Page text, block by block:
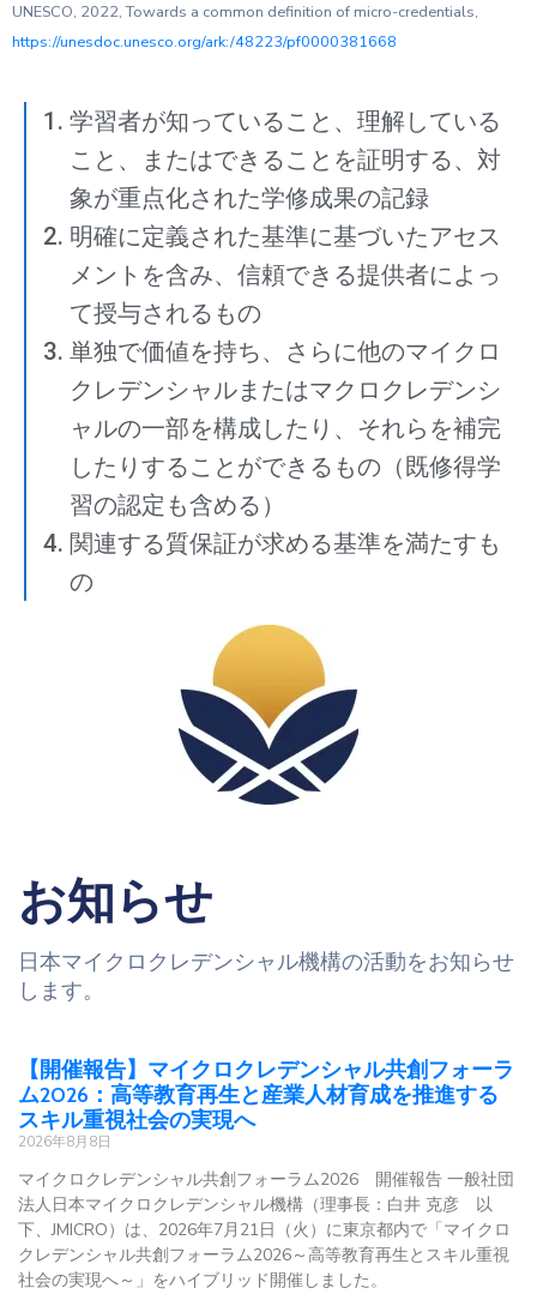
UNESCO, 2022, Towards a common definition of micro-credentials,
https://unesdoc.unesco.org/ark:/48223/pf0000381668
学習者が知っていること、理解している
こと、またはできることを証明する、対
象が重点化された学修成果の記録
明確に定義された基準に基づいたアセス
メントを含み、信頼できる提供者によっ
て授与されるもの
単独で価値を持ち、さらに他のマイクロ
クレデンシャルまたはマクロクレデンシ
ャルの一部を構成したり、それらを補完
したりすることができるもの（既修得学
習の認定も含める）
関連する質保証が求める基準を満たすも
の
お知らせ
日本マイクロクレデンシャル機構の活動をお知らせ
します。
【開催報告】マイクロクレデンシャル共創フォーラ
ム2026：高等教育再生と産業人材育成を推進する
スキル重視社会の実現へ
2026年8月8日
マイクロクレデンシャル共創フォーラム2026 開催報告 一般社団
法人日本マイクロクレデンシャル機構（理事長：白井 克彦 以
下、JMICRO）は、2026年7月21日（火）に東京都内で「マイクロ
クレデンシャル共創フォーラム2026～高等教育再生とスキル重視
社会の実現へ～」をハイブリッド開催しました。